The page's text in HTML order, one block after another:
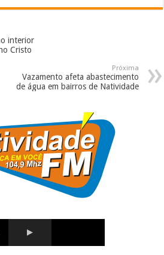
interior
Cristo
Próxima
Vazamento afeta abastecimento
de água em bairros de Natividade